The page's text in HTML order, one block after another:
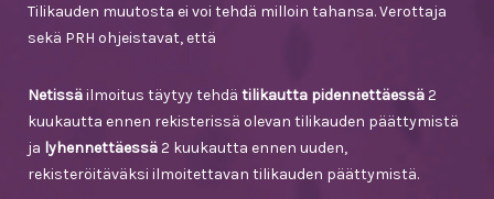
Tilikauden muutosta ei voi tehdä milloin tahansa. Verottaja
sekä PRH ohjeistavat, että
Netissäilmoitus täytyy tehdä tilikautta pidennettäessä2
kuukautta ennen rekisterissä olevan tilikauden päättymistä
ja lyhennettäessä2 kuukautta ennen uuden,
rekisteröitäväksi ilmoitettavan tilikauden päättymistä.